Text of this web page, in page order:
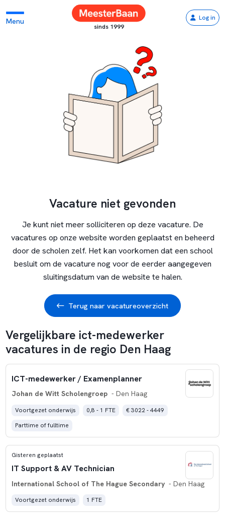
Menu
sinds 1999
Log in
Vacature niet gevonden
Je kunt niet meer solliciteren op deze vacature. De
vacatures op onze website worden geplaatst en beheerd
door de scholen zelf. Het kan voorkomen dat een school
besluit om de vacature nog voor de eerder aangegeven
sluitingsdatum van de website te halen.
Terug naar vacatureoverzicht
Vergelijkbare ict-medewerker
vacatures in de regio Den Haag
ICT-medewerker / Examenplanner
Johan de Witt Scholengroep - Den Haag
Voortgezet onderwijs 0,8 - 1 FTE
€ 3022 - 4449
Parttime of fulltime
Gisteren geplaatst
IT Support & AV Technician
International School of The Hague Secondary - Den Haag
Voortgezet onderwijs 1 FTE